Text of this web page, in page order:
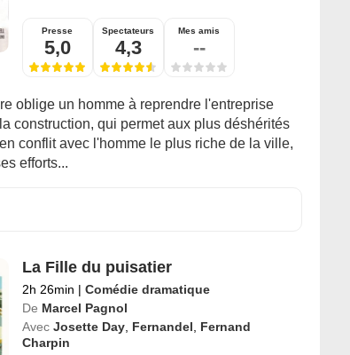
Presse
5,0
Spectateurs
4,3
Mes amis
--
oblige un homme à reprendre l'entreprise
construction, qui permet aux plus déshérités
conflit avec l'homme le plus riche de la ville,
efforts...
La Fille du puisatier
2h 26min | Comédie dramatique
De Marcel Pagnol
Avec Josette Day, Fernandel
Fernand
Charpin